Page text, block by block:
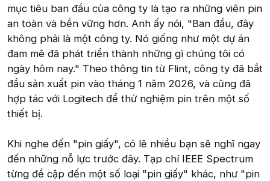
mục tiêu ban đầu của công ty là tạo ra những viên pin
an toàn và bền vững hơn. Anh ấy nói, "Ban đầu, đây
không phải là một công ty. Nó giống như một dự án
đam mê đã phát triển thành những gì chúng tôi có
ngày hôm nay." Theo thông tin từ Flint, công ty đã bắt
đầu sản xuất pin vào tháng 1 năm 2026, và cũng đã
hợp tác với Logitech để thử nghiệm pin trên một số
thiết bị.
Khi nghe đến "pin giấy", có lẽ nhiều bạn sẽ nghĩ ngay
đến những nỗ lực trước đây. Tạp chí IEEE Spectrum
từng đề cập đến một số loại "pin giấy" khác, như "pin